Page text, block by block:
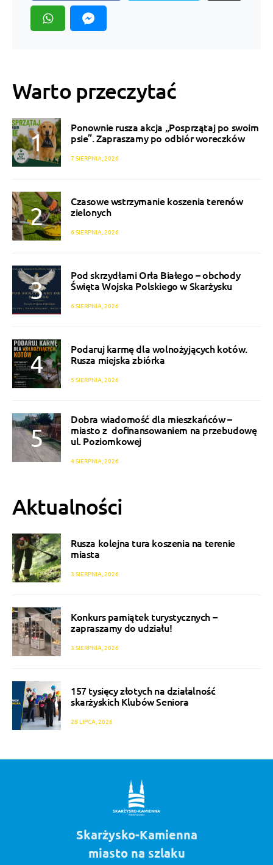
Warto przeczytać
Ponownie rusza akcja „Posprzątaj po swoim
psie”. Zapraszamy po odbiór woreczków
7 SIERPNIA, 2026
Czasowe wstrzymanie koszenia terenów
zielonych
6 SIERPNIA, 2026
Pod skrzydłami Orła Białego – obchody
Święta Wojska Polskiego w Skarżysku
6 SIERPNIA, 2026
Podaruj karmę dla wolnożyjących kotów.
Rusza miejska zbiórka
5 SIERPNIA, 2026
Dobra wiadomość dla mieszkańców –
miasto z dofinansowaniem na przebudowę
ul. Poziomkowej
4 SIERPNIA, 2026
Aktualności
Rusza kolejna tura koszenia na terenie
miasta
3 SIERPNIA, 2026
Konkurs pamiątek turystycznych –
zapraszamy do udziału!
3 SIERPNIA, 2026
157 tysięcy złotych na działalność
skarżyskich Klubów Seniora
28 LIPCA, 2026
Skarżysko-Kamienna
miasto na szlaku